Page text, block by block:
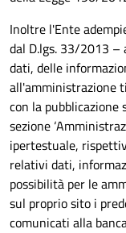
Inoltre l'Ente
dal D.lgs. 33/2013 –
dati, delle
all'amministrazione
con la
sezione
ipertestuale,
relativi dati,
possibilità per le
sul proprio sito i
comunicati alla